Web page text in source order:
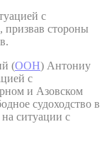
с
призвав стороны
(ООН) Антониу
с
и Азовском
судоходство в
на ситуации с